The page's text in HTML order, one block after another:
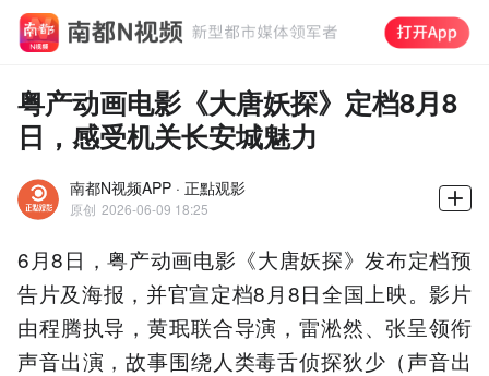
粤产动画电影《大唐妖探》定档8月8
日，感受机关长安城魅力
南都N视频APP · 正點观影
原创 2026-06-09 18:25
6月8日，粤产动画电影《大唐妖探》发布定档预
告片及海报，并官宣定档8月8日全国上映。影片
由程腾执导，黄珉联合导演，雷淞然、张呈领衔
声音出演，故事围绕人类毒舌侦探狄少（声音出